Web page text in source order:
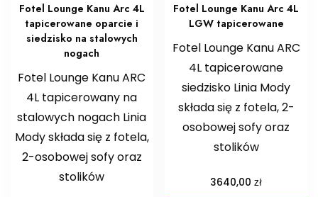
Fotel Lounge Kanu Arc 4L
tapicerowane oparcie i
siedzisko na stalowych
nogach
Fotel Lounge Kanu ARC
4L tapicerowany na
stalowych nogach Linia
Mody składa się z fotela,
2-osobowej sofy oraz
stolików
Fotel Lounge Kanu Arc 4L
LGW tapicerowane
Fotel Lounge Kanu ARC
4L tapicerowane
siedzisko Linia Mody
składa się z fotela, 2-
osobowej sofy oraz
stolików
3640,00zł